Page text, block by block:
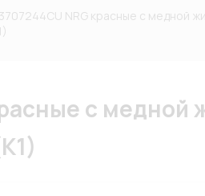
NRG красные с медной
с медной